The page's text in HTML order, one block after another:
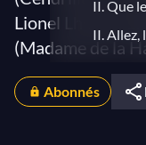
II. Que
II. Allez,
II.
II. Les
Lionel Lhote
(Madame de la
Abonnés